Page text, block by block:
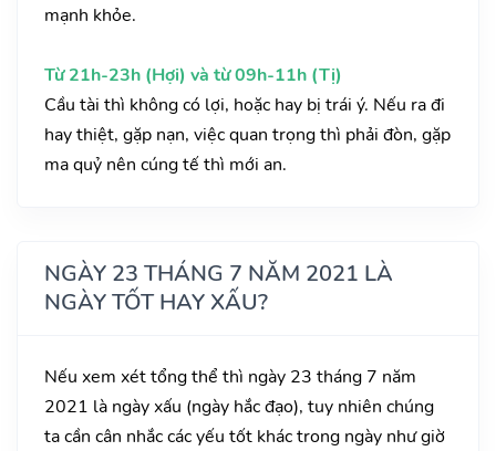
mạnh khỏe.
Từ 21h-23h (Hợi) và từ 09h-11h (Tị)
Cầu tài thì không có lợi, hoặc hay bị trái ý. Nếu ra đi
hay thiệt, gặp nạn, việc quan trọng thì phải đòn, gặp
ma quỷ nên cúng tế thì mới an.
NGÀY 23 THÁNG 7 NĂM 2021 LÀ
NGÀY TỐT HAY XẤU?
Nếu xem xét tổng thể thì ngày 23 tháng 7 năm
2021 là ngày xấu (ngày hắc đạo), tuy nhiên chúng
ta cần cân nhắc các yếu tốt khác trong ngày như giờ